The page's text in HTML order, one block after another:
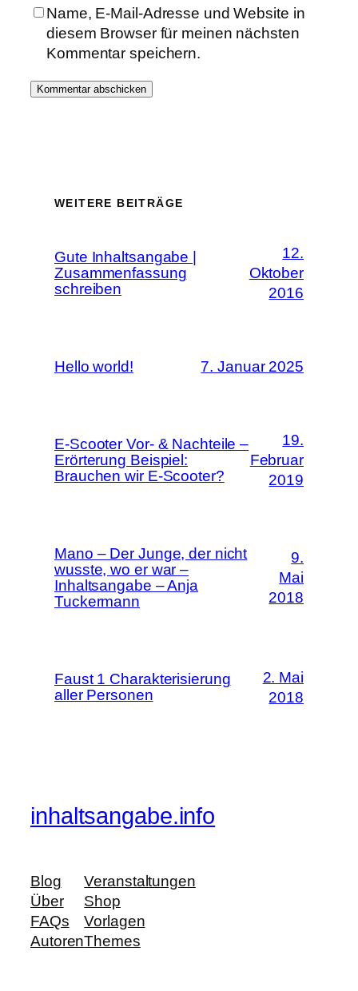
Name, E-Mail-Adresse und Website in
diesem Browser für meinen nächsten
Kommentar speichern.
WEITERE BEITRÄGE
Gute Inhaltsangabe |
Zusammenfassung
schreiben
12.
Oktober
2016
Hello world! 7. Januar 2025
E-Scooter Vor- & Nachteile –
Erörterung Beispiel:
Brauchen wir E-Scooter?
19.
Februar
2019
Mano – Der Junge, der nicht
wusste, wo er war –
Inhaltsangabe – Anja
Tuckermann
9.
Mai
2018
Faust 1 Charakterisierung
aller Personen
2. Mai
2018
inhaltsangabe.info
Blog
Über
FAQs
Autoren
Veranstaltungen
Shop
Vorlagen
Themes